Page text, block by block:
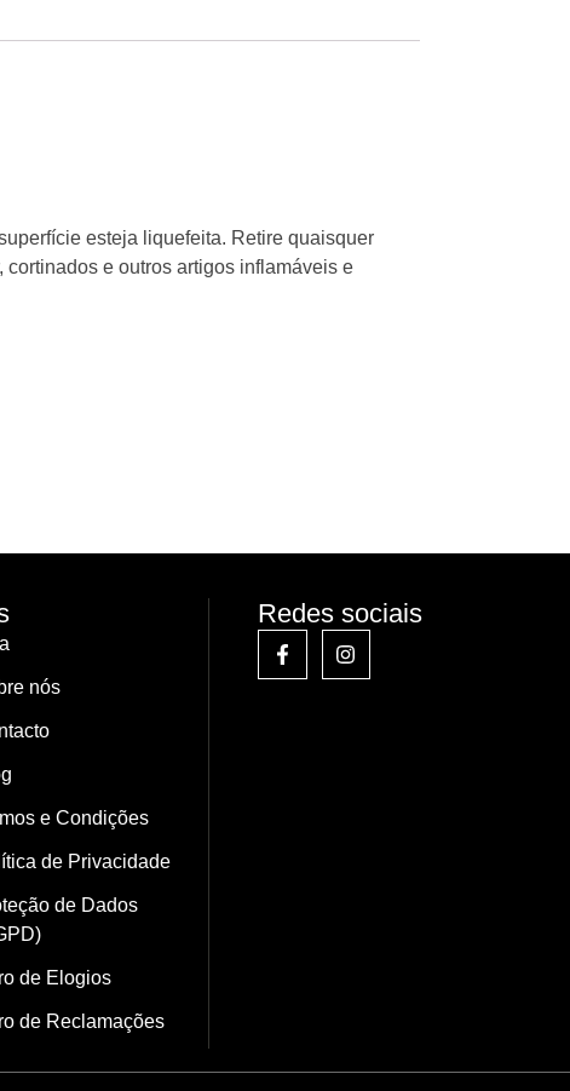
esteja liquefeita. Retire quaisquer
e outros artigos inflamáveis e
nós
e Condições
de Privacidade
de Dados
de Elogios
de Reclamações
Redes sociais